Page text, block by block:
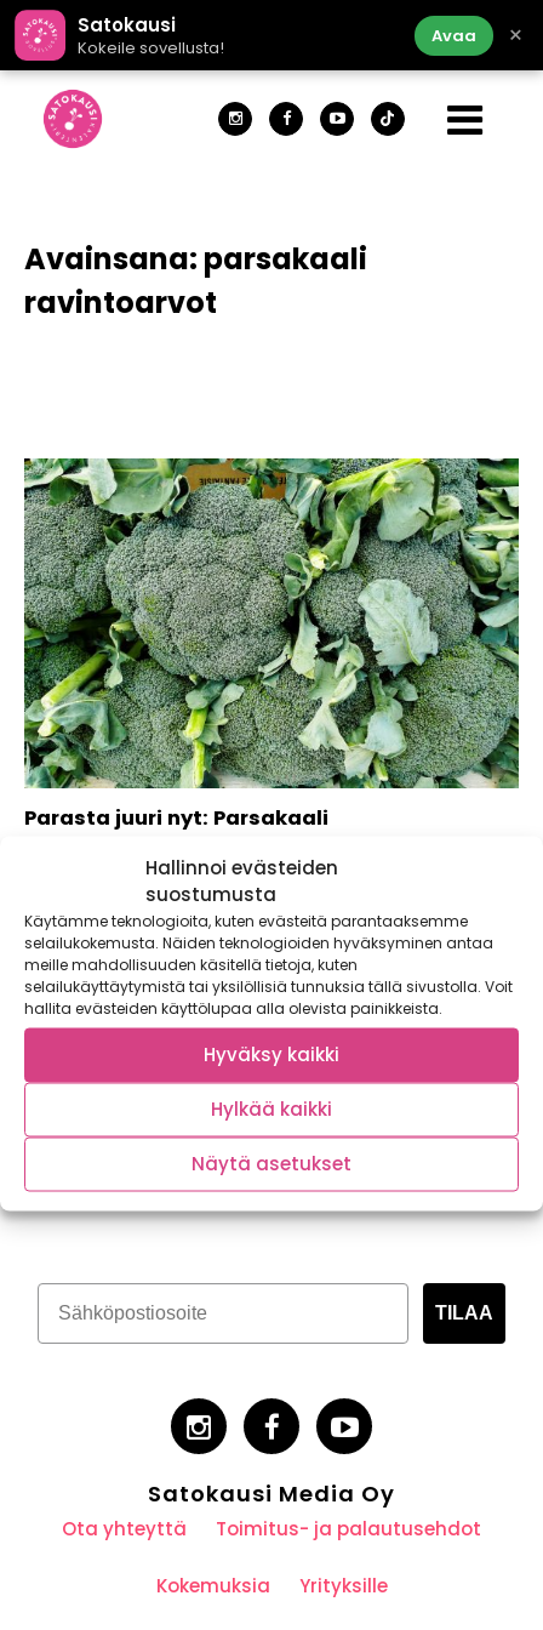
Hallinnoi evästeiden
suostumusta
Käytämme teknologioita, kuten evästeitä parantaaksemme
selailukokemusta. Näiden teknologioiden hyväksyminen antaa
meille mahdollisuuden käsitellä tietoja, kuten
selailukäyttäytymistä tai yksilöllisiä tunnuksia tällä sivustolla. Voit
hallita evästeiden käyttölupaa alla olevista painikkeista.
Hyväksy kaikki
Hylkää kaikki
Näytä asetukset
Satokausi
Kokeile sovellusta!
Avaa ×
Avainsana: parsakaali
ravintoarvot
Parasta juuri nyt: Parsakaali
Parsakaalin kulutus koki kovan kolauksen 1990-luvun alussa.
PRESIDENTIN HYLKIMÄ KASVIS Ravintopitoisen parsakaalin
kulutus Yhdysvalloissa...
Tilaa kasvispitoinen uutiskirje
TILAA
Satokausi Media Oy
Ota yhteyttä Toimitus- ja palautusehdot
Kokemuksia Yrityksille